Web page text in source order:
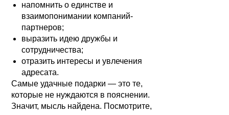
напомнить о единстве и
взаимопонимании компаний-
партнеров;
выразить идею дружбы и
сотрудничества;
отразить интересы и увлечения
адресата.
Самые удачные подарки — это те,
которые не нуждаются в пояснении.
Значит, мысль найдена. Посмотрите,